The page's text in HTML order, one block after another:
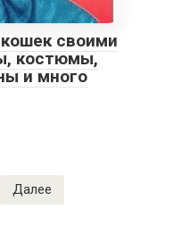
своими
костюмы,
и много
Далее